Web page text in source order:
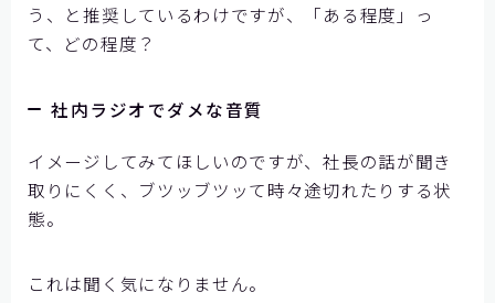
う、と推奨しているわけですが、「ある程度」っ
て、どの程度？
社内ラジオでダメな音質
イメージしてみてほしいのですが、社長の話が聞き
取りにくく、ブツッブツッて時々途切れたりする状
態。
これは聞く気になりません。